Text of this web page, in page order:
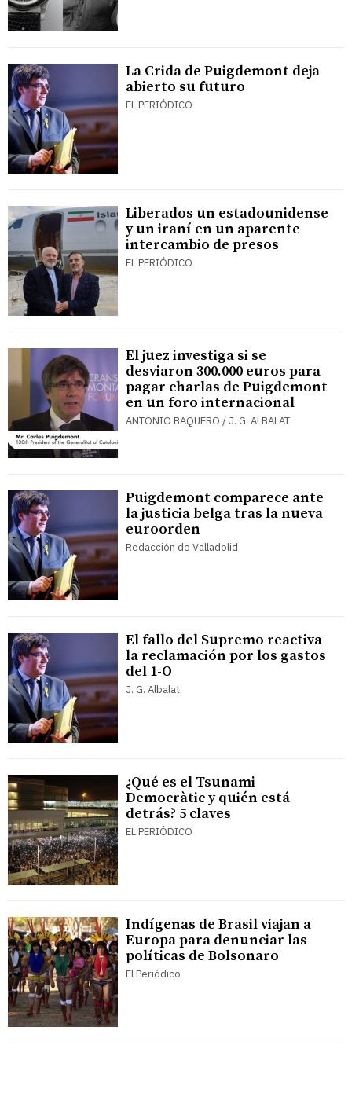
La Crida de Puigdemont deja
abierto su futuro
EL PERIÓDICO
Liberados un estadounidense
y un iraní en un aparente
intercambio de presos
EL PERIÓDICO
El juez investiga si se
desviaron 300.000 euros para
pagar charlas de Puigdemont
en un foro internacional
ANTONIO BAQUERO / J. G. ALBALAT
Puigdemont comparece ante
la justicia belga tras la nueva
euroorden
Redacción de Valladolid
El fallo del Supremo reactiva
la reclamación por los gastos
del 1-O
J. G. Albalat
¿Qué es el Tsunami
Democràtic y quién está
detrás? 5 claves
EL PERIÓDICO
Indígenas de Brasil viajan a
Europa para denunciar las
políticas de Bolsonaro
El Periódico